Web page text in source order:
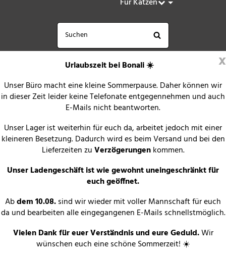
Für Katzen
x
Urlaubszeit bei Bonali ☀️
Unser Büro macht eine kleine Sommerpause. Daher können wir
in dieser Zeit leider keine Telefonate entgegennehmen und auch
E-Mails nicht beantworten.
Unser Lager ist weiterhin für euch da, arbeitet jedoch mit einer
kleineren Besetzung. Dadurch wird es beim Versand und bei den
Lieferzeiten zuVerzögerungenkommen.
Unser Ladengeschäft ist wie gewohnt uneingeschränkt für
euch geöffnet.
Abdem 10.08.sind wir wieder mit voller Mannschaft für euch
da und bearbeiten alle eingegangenen E-Mails schnellstmöglich.
Vielen Dank für euer Verständnis und eure Geduld.Wir
wünschen euch eine schöne Sommerzeit! ☀️